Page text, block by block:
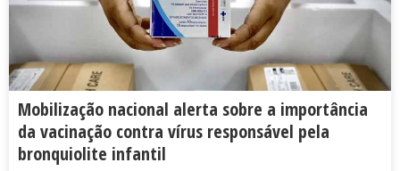
Mobilização nacional alerta sobre a importância
da vacinação contra vírus responsável pela
bronquiolite infantil